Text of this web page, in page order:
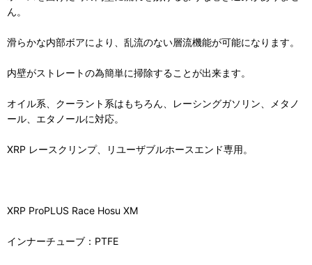
ん。
滑らかな内部ボアにより、乱流のない層流機能が可能になります。
内壁がストレートの為簡単に掃除することが出来ます。
オイル系、クーラント系はもちろん、レーシングガソリン、メタノ
ール、エタノールに対応。
XRP レースクリンプ、リユーザブルホースエンド専用。
XRP ProPLUS Race Hosu XM
インナーチューブ：PTFE